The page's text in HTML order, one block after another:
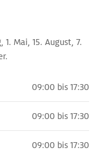
1. Mai, 15. August, 7.
09:00 bis 17:30
09:00 bis 17:30
09:00 bis 17:30